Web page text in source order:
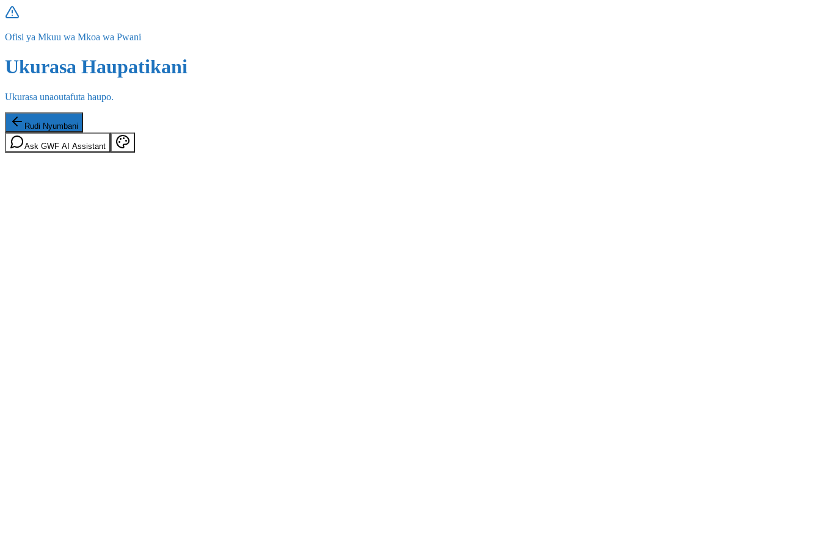
Ofisi ya Mkuu wa Mkoa wa Pwani
Ukurasa Haupatikani
Ukurasa unaoutafuta haupo.
Rudi Nyumbani
Ask GWF AI Assistant